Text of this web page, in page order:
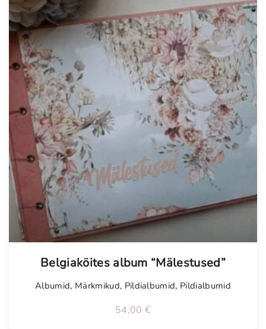
Belgiaköites album “Mälestused”
Albumid, Märkmikud, Pildialbumid, Pildialbumid
54,00 €